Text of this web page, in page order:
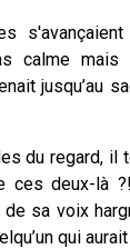
calme
jusqu’au
du regard, il
ces deux-là
sa voix
qui